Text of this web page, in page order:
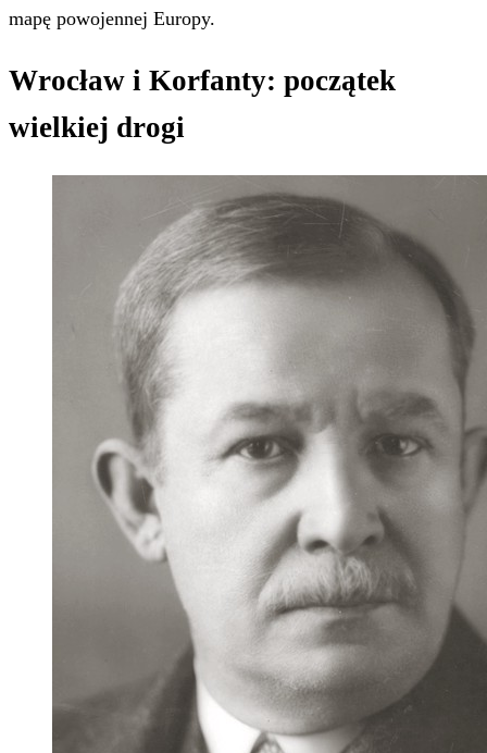
mapę powojennej Europy.
Wrocław i Korfanty: początek
wielkiej drogi